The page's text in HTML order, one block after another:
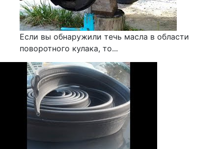
Если вы обнаружили течь масла в области
поворотного кулака, то...